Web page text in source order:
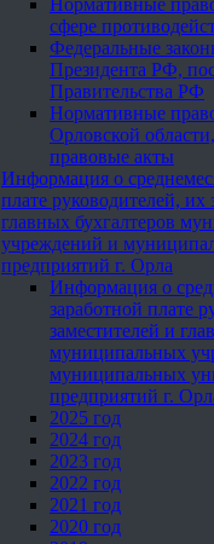
Нормативные
сфере
Федеральные
Президента РФ,
Правительства РФ
Нормативные
Орловской
правовые акты
Информация о
плате руководителей, их
главных бухгалтеров
учреждений и
предприятий г. Орла
Информация о
заработной плате
заместителей и
муниципальных
муниципальных
предприятий г.
2025 год
2024 год
2023 год
2022 год
2021 год
2020 год